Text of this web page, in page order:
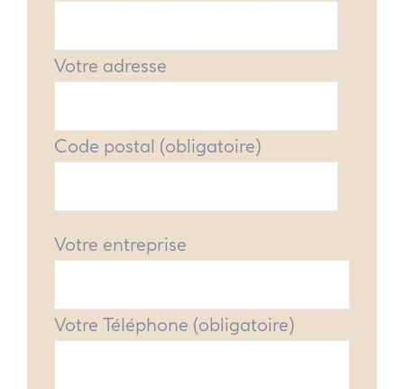
Votre adresse
Code postal (obligatoire)
Votre entreprise
Votre Téléphone (obligatoire)